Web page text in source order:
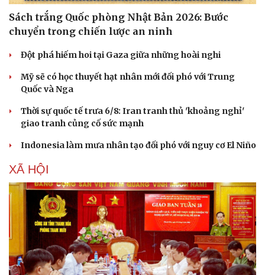
Doanh nghiệp
Thông tin doanh nghiệp
Doanh nghiệp 24h
Doanh nhân
Vì cộng đồng
Công nghệ
Sành điệu
Tin Công nghệ
Chuyển đổi số
Sách trắng Quốc phòng Nhật Bản 2026: Bước
chuyển trong chiến lược an ninh
Đột phá hiếm hoi tại Gaza giữa những hoài nghi
Mỹ sẽ có học thuyết hạt nhân mới đối phó với Trung
Quốc và Nga
Thời sự quốc tế trưa 6/8: Iran tranh thủ 'khoảng nghỉ'
giao tranh củng cố sức mạnh
Indonesia làm mưa nhân tạo đối phó với nguy cơ El Niño
XÃ HỘI